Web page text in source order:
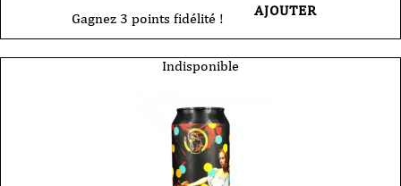
Gagnez 3 points fidélité ! AJOUTER
Indisponible